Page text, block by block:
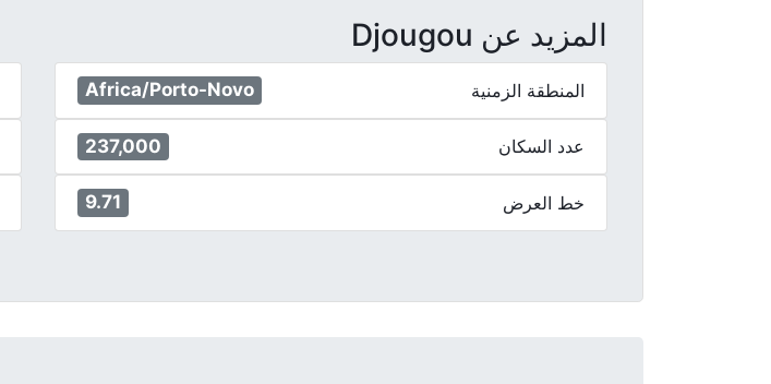
المزيد عن Djougou
المنطقة الزمنية Africa/Porto-Novo
عدد السكان 237,000
خط العرض 9.71